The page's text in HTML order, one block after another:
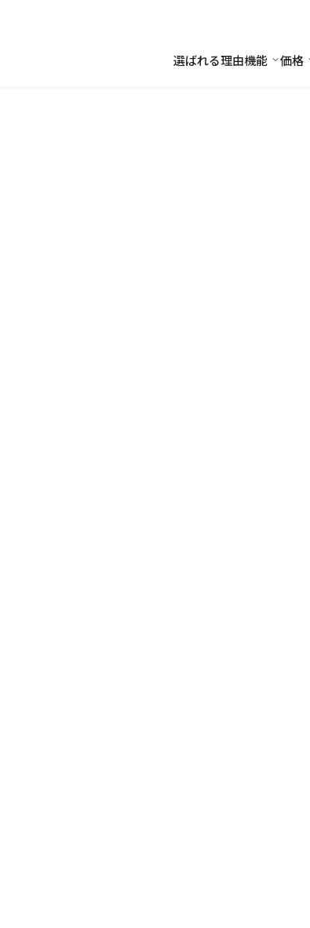
選ばれる理由機能 機能
価格